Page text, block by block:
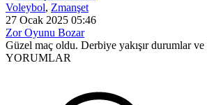
Voleybol, Zmanşet
27 Ocak 2025 05:46
Zor Oyunu Bozar
Güzel maç oldu. Derbiye yakışır durumlar ve
YORUMLAR